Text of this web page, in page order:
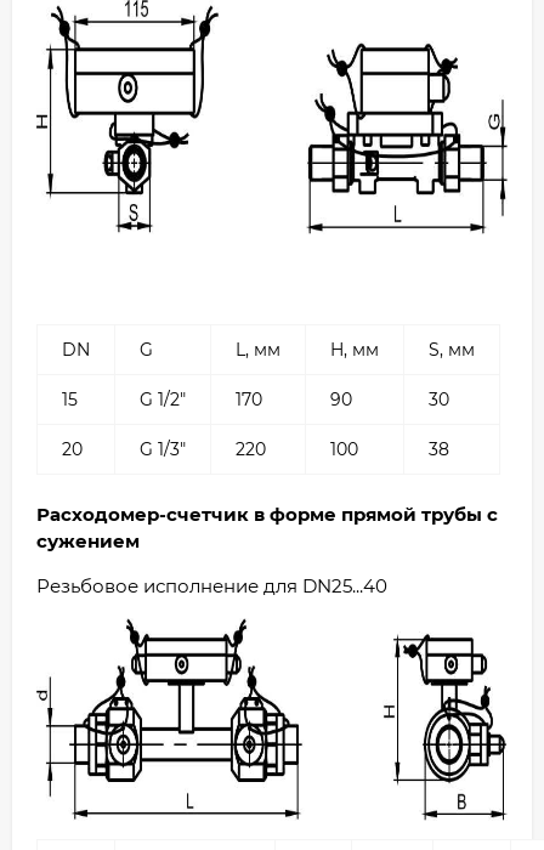
DN G L, мм H, мм S, мм
15 G 1/2" 170 90 30
20 G 1/3" 220 100 38
Расходомер-счетчик в форме прямой трубы с
сужением
Резьбовое исполнение для DN25...40